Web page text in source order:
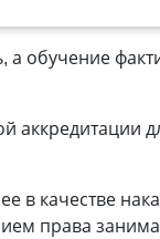
а обучение
аккредитации
в качестве
права